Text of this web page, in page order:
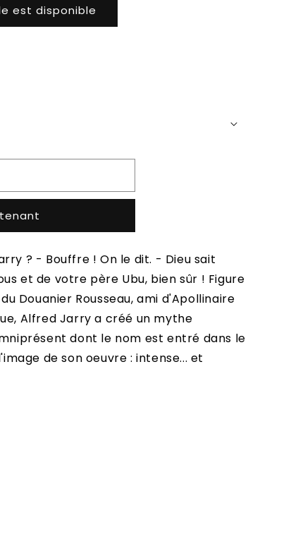
est disponible
? - Bouffre ! On le dit. - Dieu sait
et de votre père Ubu, bien sûr ! Figure
Douanier Rousseau, ami d'Apollinaire
Alfred Jarry a créé un mythe
dont le nom est entré dans le
de son oeuvre : intense... et